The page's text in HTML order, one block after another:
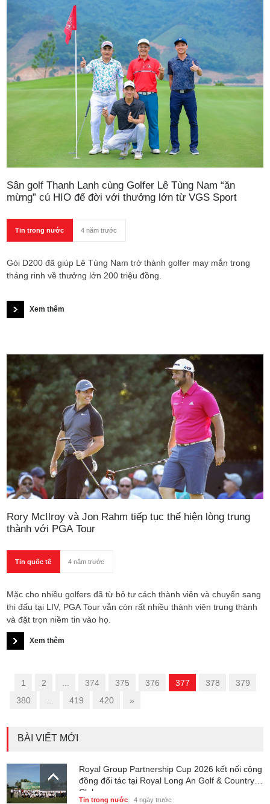
Sân golf Thanh Lanh cùng Golfer Lê Tùng Nam “ăn
mừng” cú HIO để đời với thưởng lớn từ VGS Sport
Tin trong nước 4 năm trước
Gói D200 đã giúp Lê Tùng Nam trở thành golfer may mắn trong
tháng rinh về thưởng lớn 200 triệu đồng.
Xem thêm
Rory McIlroy và Jon Rahm tiếp tục thể hiện lòng trung
thành với PGA Tour
Tin quốc tế 4 năm trước
Mặc cho nhiều golfers đã từ bỏ tư cách thành viên và chuyển sang
thi đấu tại LIV, PGA Tour vẫn còn rất nhiều thành viên trung thành
và đặt trọn niềm tin vào họ.
Xem thêm
1 2 374 375 376 377 378
379
380
419 420 »
BÀI VIẾT MỚI
Royal Group Partnership Cup 2026 kết nối cộng
đồng đối tác tại Royal Long An Golf & Country
Club
Tin trong nước 4 ngày trước